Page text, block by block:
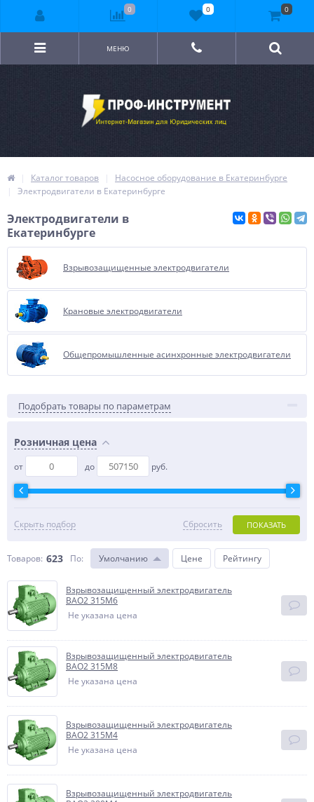
МЕНЮ
Каталог товаров
Насосное оборудование в Екатеринбурге
Электродвигатели в Екатеринбурге
Электродвигатели в
Екатеринбурге
Взрывозащищенные электродвигатели
Крановые электродвигатели
Общепромышленные асинхронные электродвигатели
Подобрать товары по параметрам
Розничная цена
от до руб.
Скрыть подбор ПОКАЗАТЬ
Сбросить
Товаров: 623 По: Умолчанию Цене Рейтингу
Взрывозащищенный электродвигатель
BAO2 315M6
Не указана цена
Взрывозащищенный электродвигатель
BAO2 315M8
Не указана цена
Взрывозащищенный электродвигатель
BAO2 315M4
Не указана цена
Взрывозащищенный электродвигатель
0 0 0